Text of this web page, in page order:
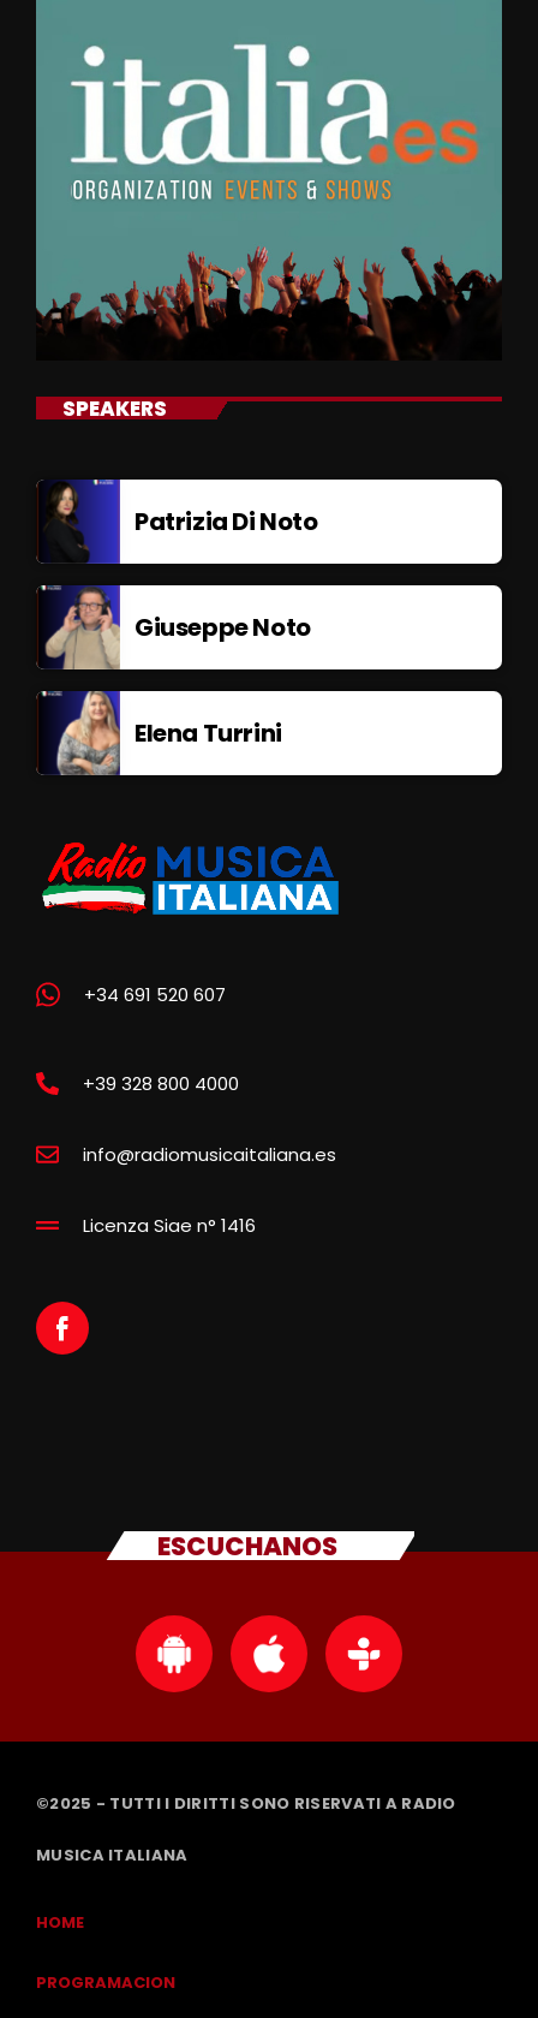
SPEAKERS
Patrizia Di Noto
Giuseppe Noto
Elena Turrini
+34 691 520 607
+39 328 800 4000
info@radiomusicaitaliana.es
Licenza Siae n° 1416
ESCUCHANOS
©2025 - TUTTI I DIRITTI SONO RISERVATI A RADIO
MUSICA ITALIANA
HOME
PROGRAMACION